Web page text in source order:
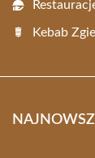
Kebab